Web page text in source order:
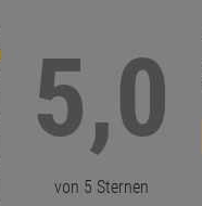
5,0
von 5 Sternen